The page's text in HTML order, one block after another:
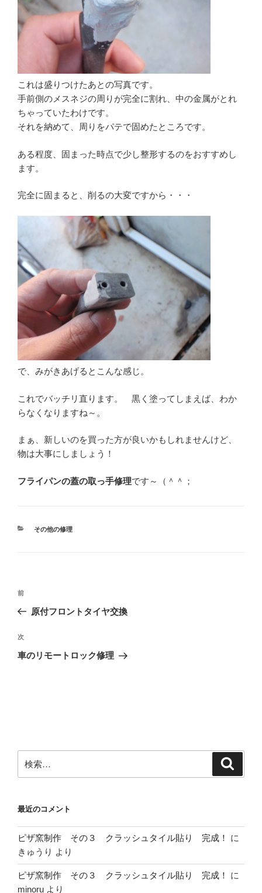
これは盛りつけたあとの写真です。
手前側のメスネジの周りが完全に割れ、中の金属がとれ
ちゃっていたわけです。
それを納めて、周りをパテで固めたところです。
ある程度、固まった時点で少し整形するのをおすすめし
ます。
完全に固まると、削るの大変ですから・・・
で、みがきあげるとこんな感じ。
これでバッチリ直ります。 黒く塗ってしまえば、わか
らなくなりますね～。
まぁ、新しいのを買った方が良いかもしれませんけど、
物は大事にしましょう！
フライパンの蓋の取っ手修理です～（＾＾；
カ
その他の修理
投
ビ
ゲ
前
の
稿
前
原付フロントタイヤ交換
次
の
次
車のリモートロック修理
索:
最近のコメント
ピザ窯制作 その３ クラッシュタイル貼り 完成！
に
きゅうり より
ピザ窯制作 その３ クラッシュタイル貼り 完成！
に
minoru より